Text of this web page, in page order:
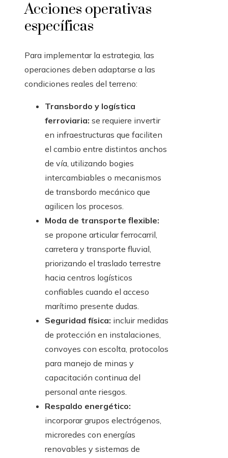
Acciones operativas
específicas
Para implementar la estrategia, las
operaciones deben adaptarse a las
condiciones reales del terreno:
Transbordo y logística
ferroviaria: se requiere invertir
en infraestructuras que faciliten
el cambio entre distintos anchos
de vía, utilizando bogies
intercambiables o mecanismos
de transbordo mecánico que
agilicen los procesos.
Moda de transporte flexible:
se propone articular ferrocarril,
carretera y transporte fluvial,
priorizando el traslado terrestre
hacia centros logísticos
confiables cuando el acceso
marítimo presente dudas.
Seguridad física: incluir medidas
de protección en instalaciones,
convoyes con escolta, protocolos
para manejo de minas y
capacitación continua del
personal ante riesgos.
Respaldo energético:
incorporar grupos electrógenos,
microredes con energías
renovables y sistemas de